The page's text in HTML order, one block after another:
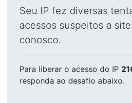
Seu IP fez diversas
acessos suspeitos a
conosco.
Para liberar o acesso do IP
responda ao desafio abaixo.